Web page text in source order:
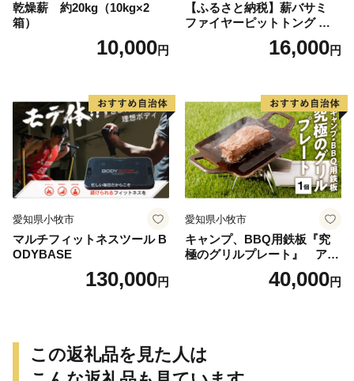
乾燥薪 約20kg（10kg×2
箱）
10,000円
【ふるさと納税】薪バサミ
ファイヤーピットトング ソ
ロキャンプ用 コンパクト ス
テンレス材 軽量 アウトドア
い 繰り返し使える 日本製 安
心 鍛冶屋の頓珍漢 愛知県 送
料無料
16,000円
愛知県小牧市
マルチフィットネスツール B
ODYBASE
130,000円
愛知県小牧市
キャンプ、BBQ用鉄板『究
極のグリルプレート』 アウ
トドア用品 レジャー キャン
プ バーベキュー BBQ 鉄板
40,000円
この返礼品を見た人は